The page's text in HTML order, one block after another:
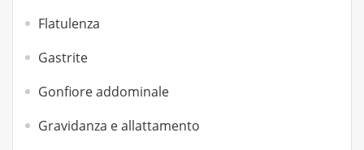
Flatulenza
Gastrite
Gonfiore addominale
Gravidanza e allattamento